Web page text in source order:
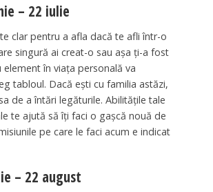
– 22 iulie
clar pentru a afla dacă te afli într-o
singură ai creat-o sau așa ți-a fost
element în viața personală va
tabloul. Dacă ești cu familia astăzi,
de a întări legăturile. Abilitățile tale
te ajută să îți faci o gașcă nouă de
pe care le faci acum e indicat
– 22 august